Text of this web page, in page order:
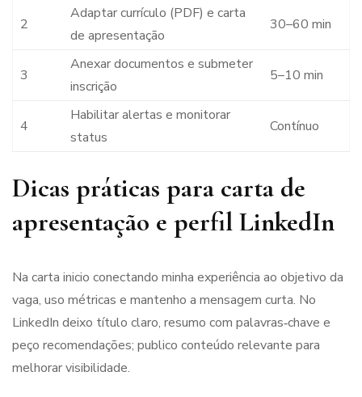
2
Adaptar currículo (PDF) e carta
de apresentação
30–60 min
3
Anexar documentos e submeter
inscrição
5–10 min
4
Habilitar alertas e monitorar
status
Contínuo
Dicas práticas para carta de
apresentação e perfil LinkedIn
Na carta inicio conectando minha experiência ao objetivo da
vaga, uso métricas e mantenho a mensagem curta. No
LinkedIn deixo título claro, resumo com palavras‑chave e
peço recomendações; publico conteúdo relevante para
melhorar visibilidade.